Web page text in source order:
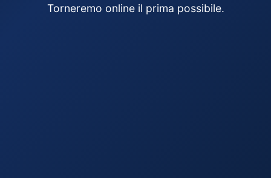
Torneremo online il prima possibile.